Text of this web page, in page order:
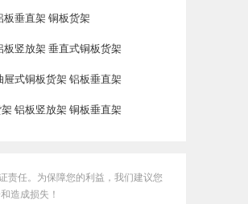
垂直架 铜板货架
竖放架 垂直式铜板货架
式铜板货架 铝板垂直架
铝板竖放架 铜板垂直架
责任。为保障您的利益，我们建议您
造成损失！